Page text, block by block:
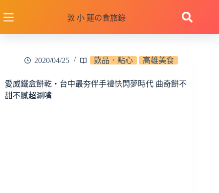
至
敦 小 蓮の食旅錄
2020/04/25 飲品．點心 高雄美食
愛威鐵盒餅乾‧台中最夯伴手禮快閃夢時代 曲奇餅不
甜不膩超涮嘴